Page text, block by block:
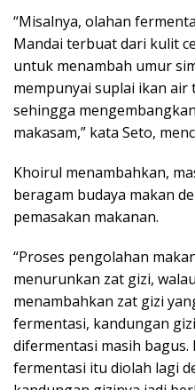
“Misalnya, olahan
Mandai terbuat dari kulit
untuk menambah umur
mempunyai suplai ikan air
sehingga
makasam,” kata Seto,
Khoirul menambahkan,
beragam budaya makan
pemasakan makanan.
“Proses pengolahan
menurunkan zat gizi,
menambahkan zat gizi
fermentasi, kandungan
difermentasi masih
fermentasi itu diolah lagi